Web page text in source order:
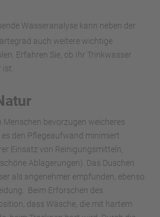
Wasseranalyse kann neben der
auch weitere wichtige
Erfahren Sie, ob Ihr Trinkwasser
Menschen bevorzugen weicheres
es den Pflegeaufwand minimiert
Einsatz von Reinigungsmitteln,
Ablagerungen). Das Duschen
als angenehmer empfunden, ebenso
Beim Erforschen des
dass Wäsche, die mit hartem